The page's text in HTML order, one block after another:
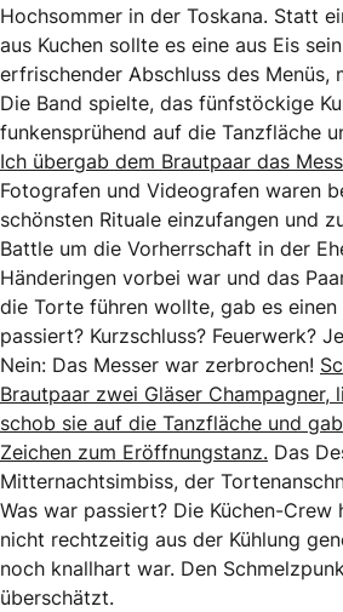
Hochsommer in der Toskana. Statt
aus Kuchen sollte es eine aus Eis
erfrischender Abschluss des Menüs,
Die Band spielte, das fünfstöckige
funkensprühend auf die Tanzfläche
Ich übergab dem Brautpaar das
Fotografen und Videografen waren
schönsten Rituale einzufangen und
Battle um die Vorherrschaft in der
Händeringen vorbei war und das
die Torte führen wollte, gab es einen
passiert? Kurzschluss? Feuerwerk?
Nein: Das Messer war zerbrochen!
Brautpaar zwei Gläser Champagner,
schob sie auf die Tanzfläche und
Zeichen zum Eröffnungstanz. Das
Mitternachtsimbiss, der
Was war passiert? Die Küchen-
nicht rechtzeitig aus der Kühlung
noch knallhart war. Den
überschätzt.